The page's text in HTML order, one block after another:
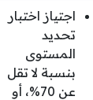
اجتياز اختبار
تحديد
المستوى
بنسبة لا تقل
عن 70%، أو